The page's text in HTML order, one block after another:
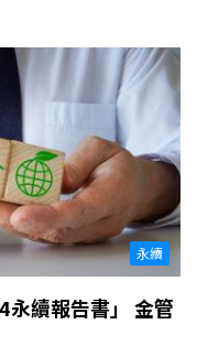
永續
續報告書」 金管